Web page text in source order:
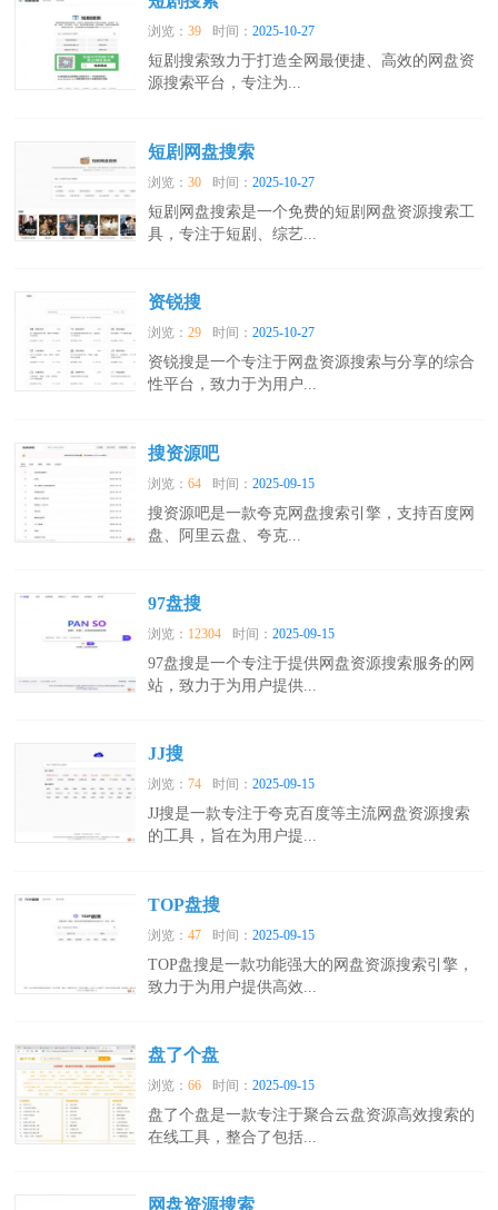
浏览：39 时间：2025-10-27
短剧搜索致力于打造全网最便捷、高效的网盘资
源搜索平台，专注为...
短剧网盘搜索
浏览：30 时间：2025-10-27
短剧网盘搜索是一个免费的短剧网盘资源搜索工
具，专注于短剧、综艺...
资锐搜
浏览：29 时间：2025-10-27
资锐搜是一个专注于网盘资源搜索与分享的综合
性平台，致力于为用户...
搜资源吧
浏览：64 时间：2025-09-15
搜资源吧是一款夸克网盘搜索引擎，支持百度网
盘、阿里云盘、夸克...
97盘搜
浏览： 12304 时间：2025-09-15
97盘搜是一个专注于提供网盘资源搜索服务的网
站，致力于为用户提供...
JJ搜
浏览：74 时间：2025-09-15
JJ搜是一款专注于夸克百度等主流网盘资源搜索
的工具，旨在为用户提...
TOP盘搜
浏览：47 时间：2025-09-15
TOP盘搜是一款功能强大的网盘资源搜索引擎，
致力于为用户提供高效...
盘了个盘
浏览：66 时间：2025-09-15
盘了个盘是一款专注于聚合云盘资源高效搜索的
在线工具，整合了包括...
网盘资源搜索